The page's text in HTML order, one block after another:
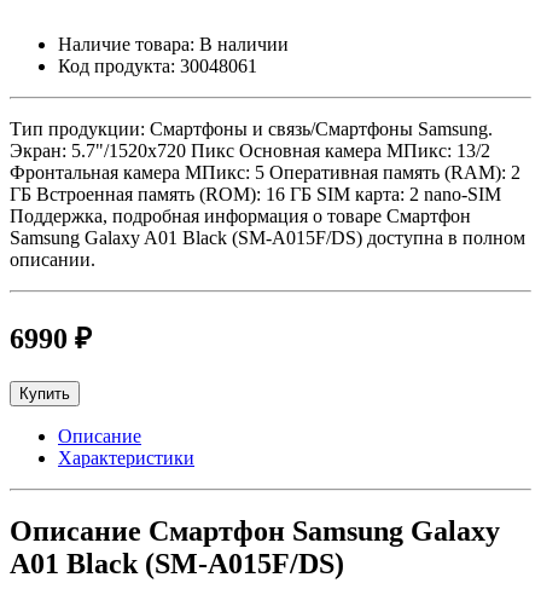
Наличие товара: В наличии
Код продукта: 30048061
Тип продукции: Смартфоны и связь/Смартфоны Samsung.
Экран: 5.7"/1520x720 Пикс Основная камера МПикс: 13/2
Фронтальная камера МПикс: 5 Оперативная память (RAM): 2
ГБ Встроенная память (ROM): 16 ГБ SIM карта: 2 nano-SIM
Поддержка, подробная информация о товаре Смартфон
Samsung Galaxy A01 Black (SM-A015F/DS) доступна в полном
описании.
6990 ₽
Купить
Описание
Характеристики
Описание Смартфон Samsung Galaxy
A01 Black (SM-A015F/DS)